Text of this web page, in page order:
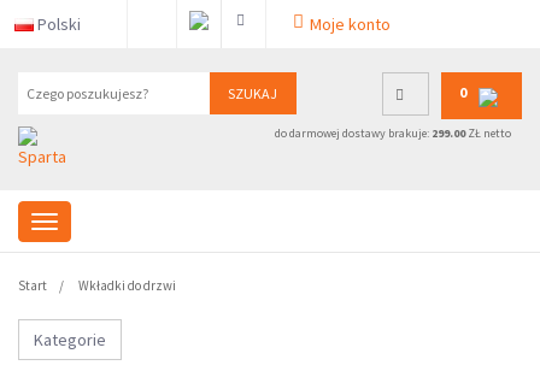
Polski Moje konto
SZUKAJ 0
do darmowej dostawy brakuje: 299.00ZŁ netto
Start Wkładki do drzwi
Kategorie